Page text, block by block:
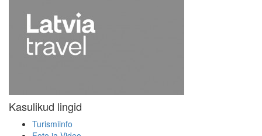
Kasulikud lingid
Turismiinfo